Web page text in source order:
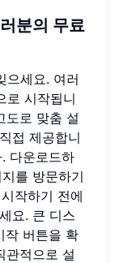
분의 무료
으세요. 여러
로 시작됩니
도로 맞춤 설
접 제공합니
다운로드하
를 방문하기
작하기 전에
요. 큰 디스
작 버튼을 확
관적으로 설